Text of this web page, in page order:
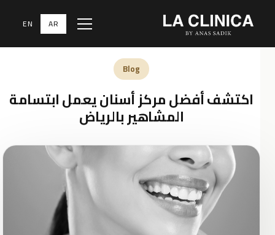
Menu
AR
EN
Blog
اكتشف أفضل مركز أسنان يعمل ابتسامة
المشاهير بالرياض